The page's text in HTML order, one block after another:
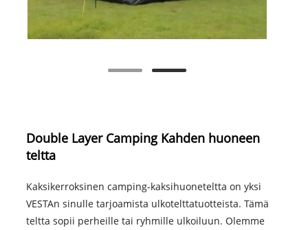
Double Layer Camping Kahden huoneen
teltta
Kaksikerroksinen camping-kaksihuoneteltta on yksi
VESTAn sinulle tarjoamista ulkotelttatuotteista. Tämä
teltta sopii perheille tai ryhmille ulkoiluun. Olemme